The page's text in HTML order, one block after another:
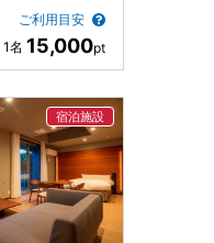
ご利用目安
15,000